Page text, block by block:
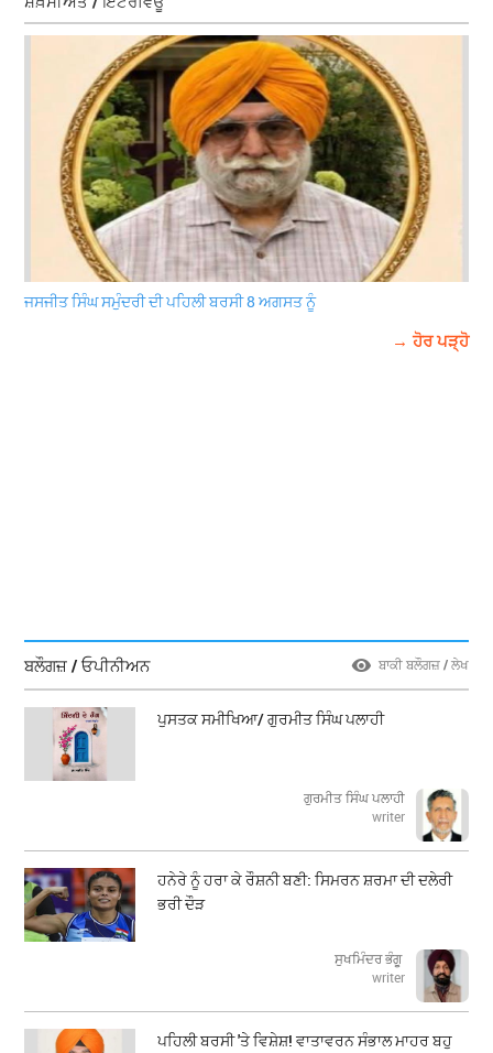
ਜਸਜੀਤ ਸਿੰਘ ਸਮੁੰਦਰੀ ਦੀ ਪਹਿਲੀ ਬਰਸੀ 8 ਅਗਸਤ ਨੂੰ
→ ਹੋਰ ਪੜ੍ਹੋ
ਬਲੌਗਜ਼ / ਓਪੀਨੀਅਨ ਬਾਕੀ ਬਲੌਗਜ਼ / ਲੇਖ
ਪੁਸਤਕ ਸਮੀਖਿਆ/ ਗੁਰਮੀਤ ਸਿੰਘ ਪਲਾਹੀ
ਗੁਰਮੀਤ ਸਿੰਘ ਪਲਾਹੀ
writer
ਹਨੇਰੇ ਨੂੰ ਹਰਾ ਕੇ ਰੌਸ਼ਨੀ ਬਣੀ: ਸਿਮਰਨ ਸ਼ਰਮਾ ਦੀ ਦਲੇਰੀ
ਭਰੀ ਦੌੜ
ਸੁਖਮਿੰਦਰ ਭੰਗੂ
writer
ਪਹਿਲੀ ਬਰਸੀ 'ਤੇ ਵਿਸ਼ੇਸ਼! ਵਾਤਾਵਰਨ ਸੰਭਾਲ ਮਾਹਰ ਬਹੁ